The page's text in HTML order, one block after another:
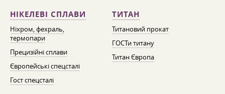
НІКЕЛЕВІ СПЛАВИ
Ніхром, фехраль,
термопари
Прецизійні сплави
Європейські спецсталі
Гост спецсталі
ТИТАН
Титановий прокат
ГОСТи титану
Титан Європа